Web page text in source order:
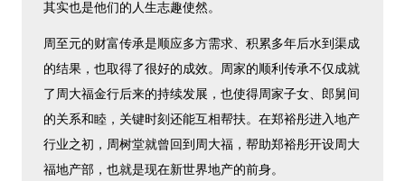
其实也是他们的人生志趣使然。
周至元的财富传承是顺应多方需求、积累多年后水到渠成
的结果，也取得了很好的成效。周家的顺利传承不仅成就
了周大福金行后来的持续发展，也使得周家子女、郎舅间
的关系和睦，关键时刻还能互相帮扶。在郑裕彤进入地产
行业之初，周树堂就曾回到周大福，帮助郑裕彤开设周大
福地产部，也就是现在新世界地产的前身。